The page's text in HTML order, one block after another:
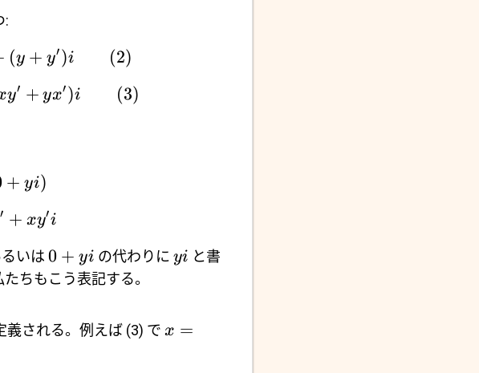
:
(y + y′)i
(2)
y′ + yx′)i (3)
+ yi)
′ + xy′i
るいは0 + yi の代わりに yi と書
ちもこう表記する。
される。例えば (3) で x =